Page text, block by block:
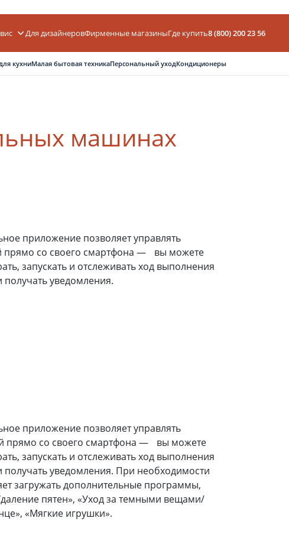
Для дизайнеровФирменные магазиныГде купить8 (800) 200 23 56
кухниМалая бытовая техникаПерсональный уходКондиционеры
машинах
приложение позволяет управлять
со своего смартфона — вы можете
запускать и отслеживать ход выполнения
уведомления.
приложение позволяет управлять
прямо со своего смартфона — вы можете
запускать и отслеживать ход выполнения
уведомления. При необходимости
загружать дополнительные программы,
пятен», «Уход за темными вещами/
«Мягкие игрушки».